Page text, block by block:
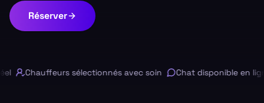
Réserver
Chauffeurs sélectionnés avec soin Chat disponible en